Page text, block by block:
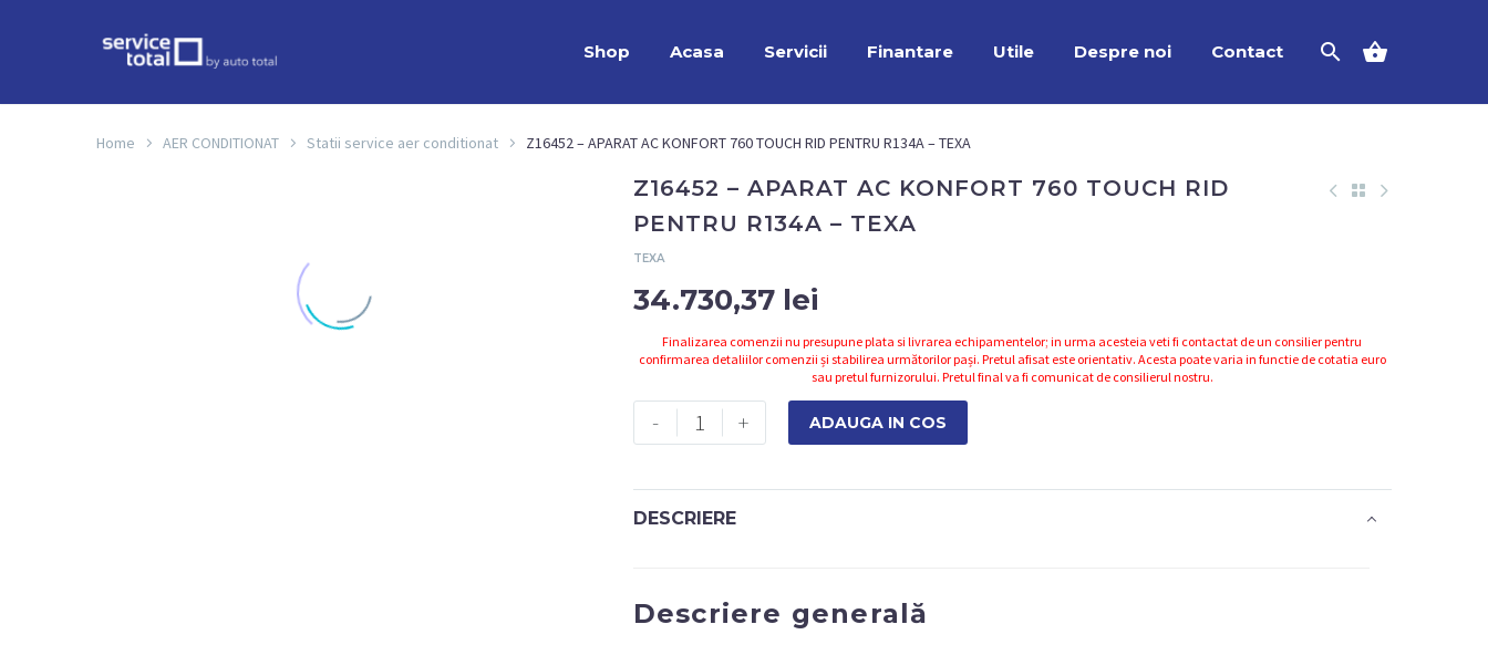
Shop Acasa Servicii Finantare Utile Despre noi Contact
Home AER CONDITIONAT Statii service aer conditionat Z16452 – APARAT AC KONFORT 760 TOUCH RID PENTRU R134A – TEXA
Z16452 – APARAT AC KONFORT 760 TOUCH RID
PENTRU R134A – TEXA
TEXA
34.730,37 lei
Finalizarea comenzii nu presupune plata si livrarea echipamentelor; in urma acesteia veti fi contactat de un consilier pentru
confirmarea detaliilor comenzii și stabilirea următorilor pași. Pretul afisat este orientativ. Acesta poate varia in functie de cotatia euro
sau pretul furnizorului. Pretul final va fi comunicat de consilierul nostru.
-
Cantitate
Z16452
AC
TOUCH
+ ADAUGA IN COS
DESCRIERE
Descriere generală